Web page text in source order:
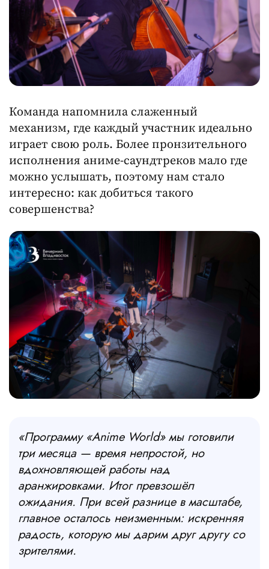
Команда напомнила слаженный
механизм, где каждый участник идеально
играет свою роль. Более пронзительного
исполнения аниме-саундтреков мало где
можно услышать, поэтому нам стало
интересно: как добиться такого
совершенства?
«Программу «Anime World» мы готовили
три месяца — время непростой, но
вдохновляющей работы над
аранжировками. Итог превзошёл
ожидания. При всей разнице в масштабе,
главное осталось неизменным: искренняя
радость, которую мы дарим друг другу со
зрителями.